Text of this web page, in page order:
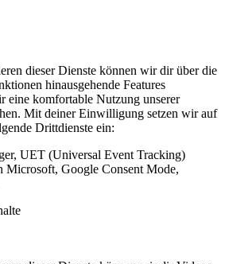
dieser Dienste können wir dir über die
hinausgehende Features
eine komfortable Nutzung unserer
Mit deiner Einwilligung setzen wir auf
Drittdienste ein:
UET (Universal Event Tracking)
Microsoft, Google Consent Mode,